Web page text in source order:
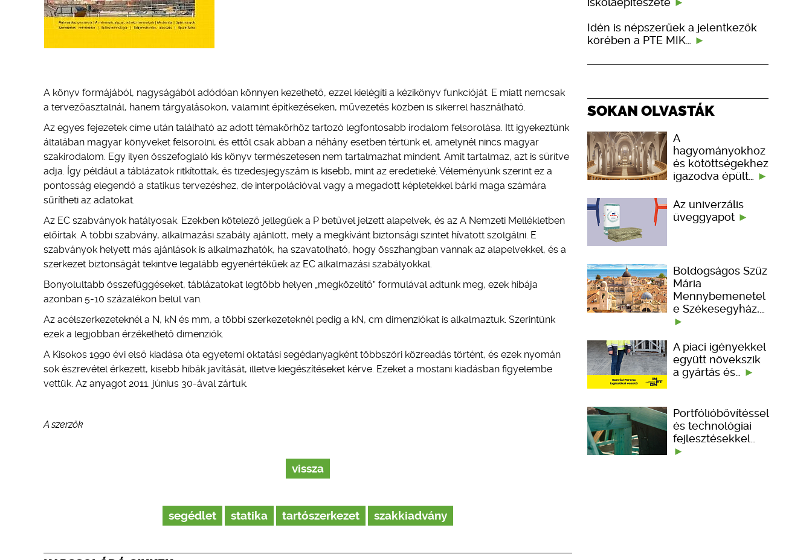
A könyv formájából, nagyságából adódóan könnyen kezelhető, ezzel kielégíti a kézikönyv funkcióját. E miatt nemcsak
a tervezőasztalnál, hanem tárgyalásokon, valamint építkezéseken, művezetés közben is sikerrel használható.
Az egyes fejezetek címe után található az adott témakörhöz tartozó legfontosabb irodalom felsorolása. Itt igyekeztünk
általában magyar könyveket felsorolni, és ettől csak abban a néhány esetben tértünk el, amelynél nincs magyar
szakirodalom. Egy ilyen összefoglaló kis könyv természetesen nem tartalmazhat mindent. Amit tartalmaz, azt is sűrítve
adja. Így például a táblázatok ritkítottak, és tizedesjegyszám is kisebb, mint az eredetieké. Véleményünk szerint ez a
pontosság elegendő a statikus tervezéshez, de interpolációval vagy a megadott képletekkel bárki maga számára
sűrítheti az adatokat.
Az EC szabványok hatályosak. Ezekben kötelező jellegűek a P betűvel jelzett alapelvek, és az A Nemzeti Mellékletben
előírtak. A többi szabvány, alkalmazási szabály ajánlott, mely a megkívánt biztonsági szintet hívatott szolgálni. E
szabványok helyett más ajánlások is alkalmazhatók, ha szavatolható, hogy összhangban vannak az alapelvekkel, és a
szerkezet biztonságát tekintve legalább egyenértékűek az EC alkalmazási szabályokkal.
Bonyolultabb összefüggéseket, táblázatokat legtöbb helyen „megközelítő” formulával adtunk meg, ezek hibája
azonban 5-10 százalékon belül van.
Az acélszerkezeteknél a N, kN és mm, a többi szerkezeteknél pedig a kN, cm dimenziókat is alkalmaztuk. Szerintünk
ezek a legjobban érzékelhető dimenziók.
A Kisokos 1990 évi első kiadása óta egyetemi oktatási segédanyagként többszöri közreadás történt, és ezek nyomán
sok észrevétel érkezett, kisebb hibák javítását, illetve kiegészítéseket kérve. Ezeket a mostani kiadásban figyelembe
vettük. Az anyagot 2011. június 30-ával zártuk.
A szerzők
vissza
segédlet statika tartószerkezet szakkiadvány
Idén is népszerűek a jelentkezők
körében a PTE MIK…
SOKAN OLVASTÁK
A
hagyományokhoz
és kötöttségekhez
igazodva épült…
Az univerzális
üveggyapot
Boldogságos Szűz
Mária
Mennybemenetel
e Székesegyház,…
A piaci igényekkel
együtt növekszik
a gyártás és…
Portfólióbővítéssel
és technológiai
fejlesztésekkel…